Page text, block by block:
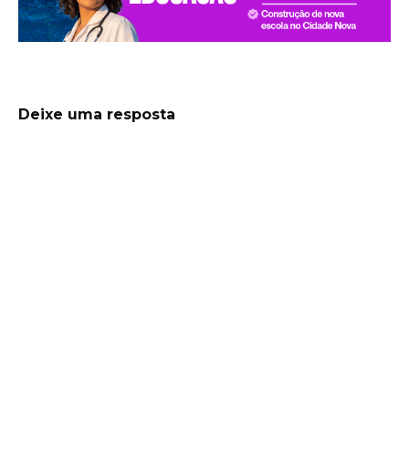
Deixe uma resposta